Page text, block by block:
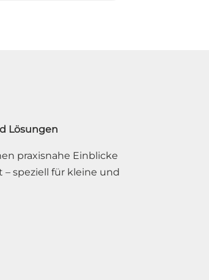
Lösungen
praxisnahe Einblicke
speziell für kleine und